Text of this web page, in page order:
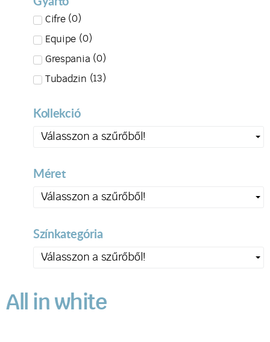
Cifre (0)
Equipe (0)
Grespania (0)
Tubadzin (13)
Kollekció
Válasszon a szűrőből!
Méret
Válasszon a szűrőből!
Színkategória
Válasszon a szűrőből!
All in white